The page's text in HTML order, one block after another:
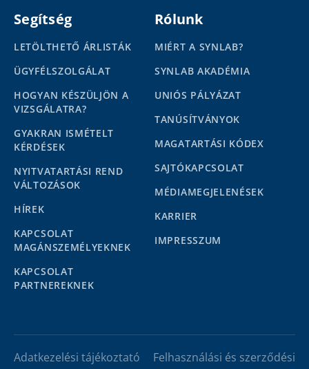
Segítség
LETÖLTHETŐ ÁRLISTÁK
ÜGYFÉLSZOLGÁLAT
HOGYAN KÉSZÜLJÖN A
VIZSGÁLATRA?
GYAKRAN ISMÉTELT
KÉRDÉSEK
NYITVATARTÁSI REND
VÁLTOZÁSOK
HÍREK
KAPCSOLAT
MAGÁNSZEMÉLYEKNEK
KAPCSOLAT
PARTNEREKNEK
Rólunk
MIÉRT A SYNLAB?
SYNLAB AKADÉMIA
UNIÓS PÁLYÁZAT
TANÚSÍTVÁNYOK
MAGATARTÁSI KÓDEX
SAJTÓKAPCSOLAT
MÉDIAMEGJELENÉSEK
KARRIER
IMPRESSZUM
Adatkezelési tájékoztató
Felhasználási és szerződési